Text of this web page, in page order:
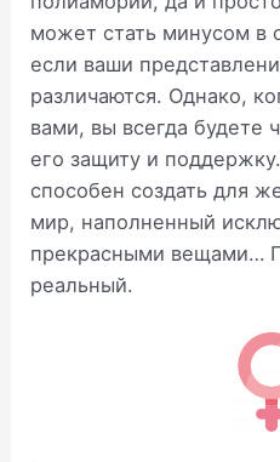
может стать минусом в
если ваши
различаются. Однако,
вами, вы всегда будете
его защиту и
способен создать для
мир, наполненный
прекрасными вещами…
реальный.